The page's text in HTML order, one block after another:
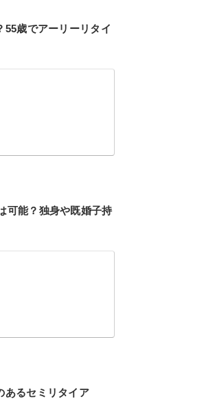
歳でアーリーリタイ
可能？独身や既婚子持
あるセミリタイア